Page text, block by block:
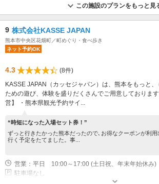
この施設のプランをもっと見
9 株式会社KASSE JAPAN
熊本市中央区花畑町／町めぐり・食べ歩き
ネット予約OK
4.3
(8件)
KASSE JAPAN（カッセジャパン）は、熊本をもっと
ための遊び、体験を盛りだくさんでご用意しておりま
営】 ・熊本県観光予約サイ...
“時短になった入場セット券！”
ずっと行きたかった熊本だったので､お得なクーポンが利
行く予定をたてました。事...
営業：平日 10:00～17:00 (土日祝、年末年始休み)
駐車場なし